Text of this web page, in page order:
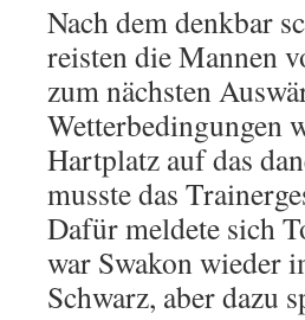
Nach dem denkbar
reisten die Mannen
zum nächsten
Wetterbedingungen
Hartplatz auf das
musste das
Dafür meldete sich
war Swakon wieder
Schwarz, aber dazu